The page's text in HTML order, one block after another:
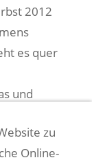
2012
es quer
und
tollen
beiden
zu
Online-